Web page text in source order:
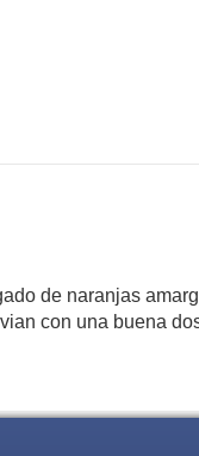
de naranjas
con una buena